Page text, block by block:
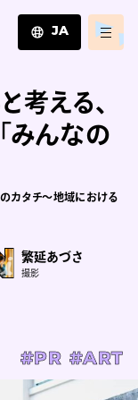
JA
EN
ZH
考える、
みんなの
のカタチ～地域における
繁延あづさ
撮影
#PR #ART